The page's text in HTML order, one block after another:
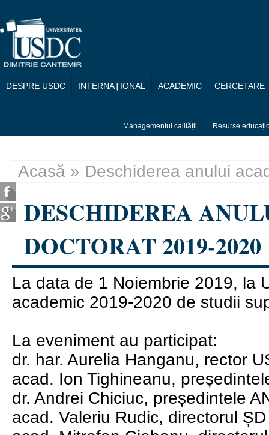
DESPRE USDC INTERNAȚIONAL ACADEMIC CERCETARE
Managementul calității Resurse
Eşti aici
Acasă » Deschiderea anului
DESCHIDEREA
DOCTORAT 2019-2020
La data de 1 Noiembrie 2019, la
academic 2019-2020 de studii
La eveniment au participat:
dr. har. Aurelia Hanganu, rector
acad. Ion Tighineanu,
dr. Andrei Chiciuc, președintele
acad. Valeriu Rudic, directorul